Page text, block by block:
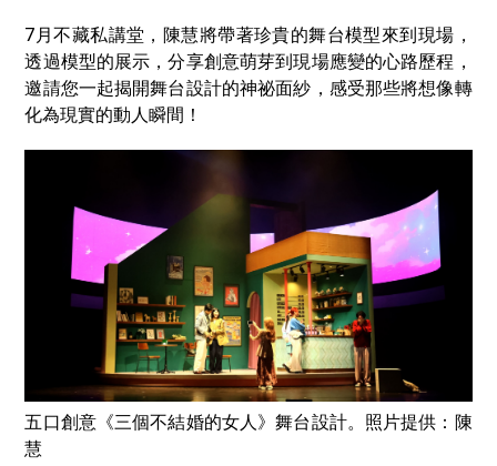
7月不藏私講堂，陳慧將帶著珍貴的舞台模型來到現場，
透過模型的展示，分享創意萌芽到現場應變的心路歷程，
邀請您一起揭開舞台設計的神祕面紗，感受那些將想像轉
化為現實的動人瞬間！
五口創意《三個不結婚的女人》舞台設計。照片提供：陳
慧